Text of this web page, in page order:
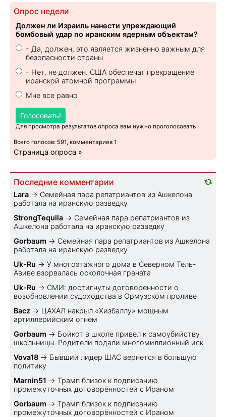
Опрос недели
Должен ли Израиль нанести упреждающий
бомбовый удар по иранским ядерным объектам?
- Да, должен, это является жизненно важным для
безопасности страны
- Нет, не должен. США обеспечат прекращение
иранской атомной программы
Мне все равно
Голосовать!
Для просмотра результатов опроса вам нужно проголосовать
Всего голосов: 591, комментариев 1
Страница опроса »
Последние комментарии
Lara → Семейная пара репатриантов из Ашкелона
работала на иранскую разведку
StrongTequila → Семейная пара репатриантов из
Ашкелона работала на иранскую разведку
Gorbaum → Семейная пара репатриантов из Ашкелона
работала на иранскую разведку
Uk-Ru → У многоэтажного дома в Северном Тель-
Авиве взорвалась осколочная граната
Uk-Ru → СМИ: достигнуты договоренности о
возобновлении судоходства в Ормузском проливе
Bacz → ЦАХАЛ накрыл «Хизбаллу» мощным
артиллерийским огнем
Gorbaum → Бойкот в школе привел к самоубийству
школьницы. Родители подали многомиллионный иск
Vova18 → Бывший лидер ШАС вернется в большую
политику
Marnin51 → Трамп близок к подписанию
промежуточных договорённостей с Ираном
Gorbaum → Трамп близок к подписанию
промежуточных договорённостей с Ираном